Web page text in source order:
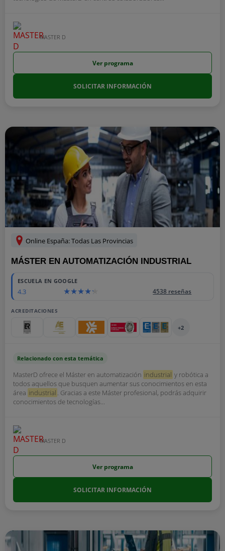
MASTER D
Ver programa
SOLICITAR INFORMACIÓN
Online España: Todas Las Provincias
MÁSTER EN AUTOMATIZACIÓN INDUSTRIAL
ESCUELA EN GOOGLE
4.3 4538 reseñas
ACREDITACIONES
+2
Relacionado con esta temática
MasterD ofrece el Máster en automatización industrial y robótica a
todos aquellos que busquen aumentar sus conocimientos en esta
área industrial . Gracias a este Máster profesional, podrás adquirir
conocimientos de tecnologías...
MASTER D
Ver programa
SOLICITAR INFORMACIÓN